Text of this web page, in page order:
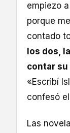
empiezo
porque
contado
los dos,
contar
«Escribí
confesó
Las